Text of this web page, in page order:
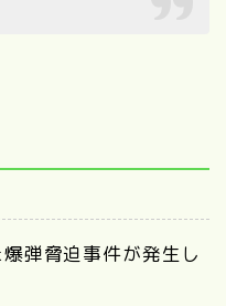
弾脅迫事件が発生し